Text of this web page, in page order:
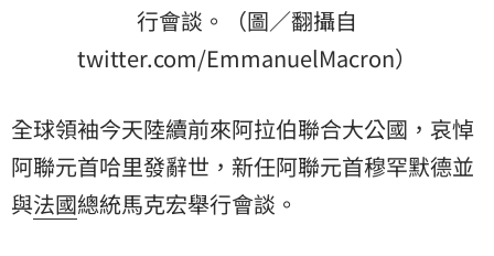
行會談。（圖／翻攝自
twitter.com/EmmanuelMacron）
全球領袖今天陸續前來阿拉伯聯合大公國，哀悼
阿聯元首哈里發辭世，新任阿聯元首穆罕默德並
與法國總統馬克宏舉行會談。